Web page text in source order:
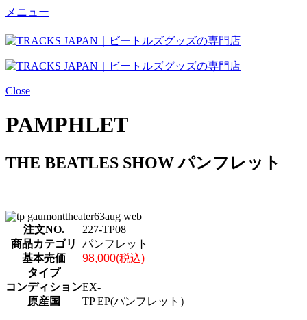
メニュー
Close
PAMPHLET
THE BEATLES SHOW パンフレット
注文NO.
227-TP08
商品カテゴリ
パンフレット
基本売価
98,000(税込)
タイプ
コンディションEX-
原産国
TP EP(パンフレット）